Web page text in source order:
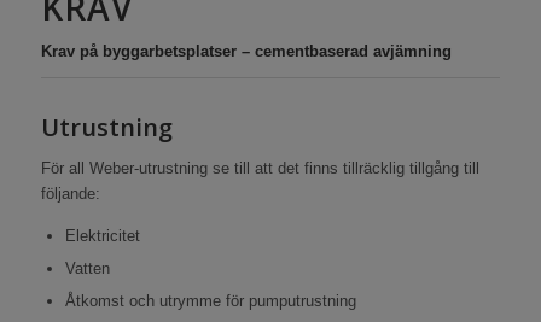
Krav på byggarbetsplatser – cementbaserad avjämning
Utrustning
För all Weber-utrustning se till att det finns tillräcklig tillgång till
följande:
Elektricitet
Vatten
Åtkomst och utrymme för pumputrustning